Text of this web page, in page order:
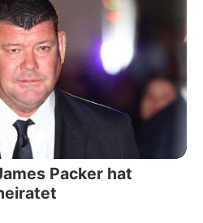
Packer hat